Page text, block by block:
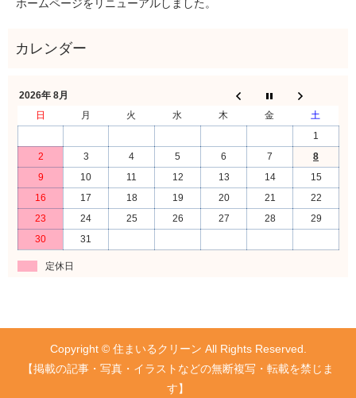
ホームページをリニューアルしました。
2026年 8月
日
月 火 水 木 金
土
1
2
3 4 5 6 7
8
9
10 11 12 13 14
15
16
17 18 19 20 21
22
23
24 25 26 27 28
29
30
31
定休日
Copyright © 住まいるクリーン All Rights Reserved.
【掲載の記事・写真・イラストなどの無断複写・転載を禁じま
す】